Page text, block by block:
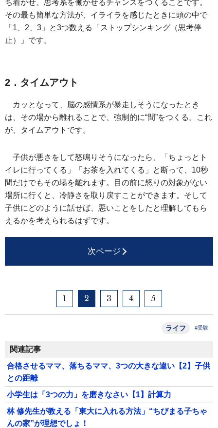
ち着かせ、思考系を働かせるチャンスをつくることです。
その最も簡単な方法が、イライラを感じたときに頭の中で
「1、2、3」と3つ数える「ストップシンキング（思考停
止）」です。
2．タイムアウト
カッとなって、脳の感情系が暴走しそうになったとき
は、その場から離れることで、強制的に“間”をつくる。これ
が、タイムアウトです。
子供が悪さをして怒鳴りそうになったら、「ちょっとト
イレに行ってくる」「お茶を入れてくる」と断って、10秒
間だけでもその場を離れます。目の前に怒りの対象がない
場所に行くと、冷静さを取り戻すことができます。そして
子供にどのように話せば、悪いことをしたと理解してもら
えるかを考えられるはずです。
次ページ
1 2 3 4 5
ライフ #受験
関連記事
合格させるママ、落ちるママ、3つの大きな違い【2】子供
との距離
小学生は「3つの力」を磨きなさい【1】計算力
林 修先生が教える「東大に入れる方法」“ちびまる子ちゃ
んの家”が理想でしょ！